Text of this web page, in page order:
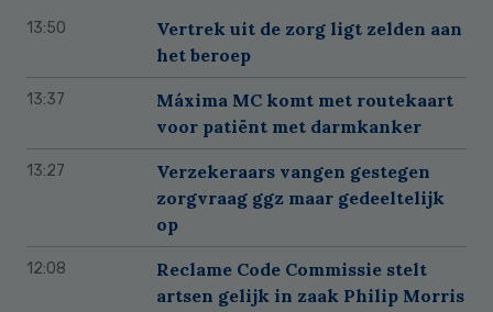
13:50
Vertrek uit de zorg ligt zelden aan
het beroep
13:37
Máxima MC komt met routekaart
voor patiënt met darmkanker
13:27
Verzekeraars vangen gestegen
zorgvraag ggz maar gedeeltelijk
op
12:08
Reclame Code Commissie stelt
artsen gelijk in zaak Philip Morris